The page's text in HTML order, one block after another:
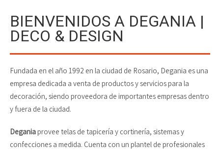
BIENVENIDOS A DEGANIA |
DECO & DESIGN
Fundada en el año 1992 en la ciudad de Rosario, Degania es una
empresa dedicada a venta de productos y servicios para la
decoración, siendo proveedora de importantes empresas dentro
y fuera de la ciudad.
Deganiaprovee telas de tapicería y cortinería, sistemas y
confecciones a medida. Cuenta con un plantel de profesionales